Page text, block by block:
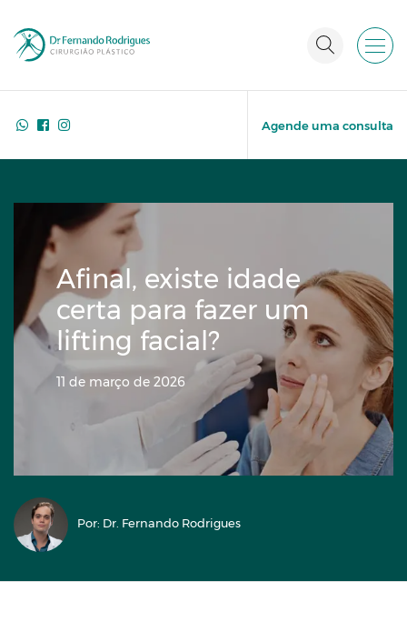
Agende uma consulta
Afinal, existe idade
certa para fazer um
lifting facial?
11 de março de 2026
Por: Dr. Fernando Rodrigues